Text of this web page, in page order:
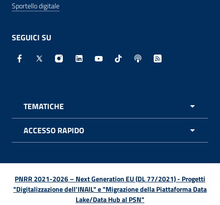
Sportello digitale
SEGUICI SU
Facebook - Sito esterno - Apertura in nuova finestra
X - Sito esterno - Apertura in nuova finestra
Instagram - Sito esterno - Apertura in
Linkedin - Sito esterno - Apertura in
Youtube - Sito esterno -
TikTok - Sito esterno -
Spreaker - Sito
Feed RSS -
TEMATICHE
ACCESSO RAPIDO
PNRR 2021-2026 – Next Generation EU (DL 77/2021) - Progetti
"Digitalizzazione dell’INAIL" e "Migrazione della Piattaforma Data
Lake/Data Hub al PSN"